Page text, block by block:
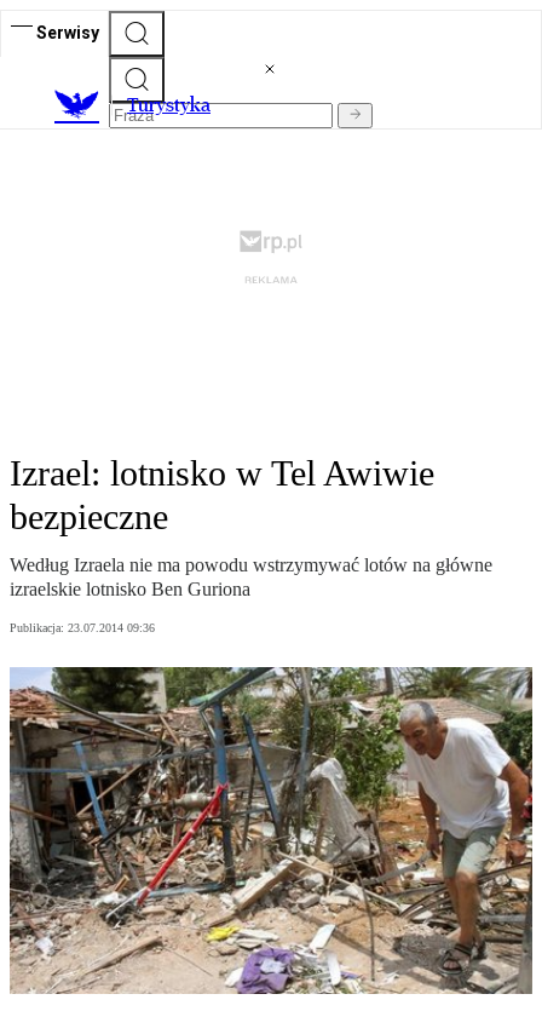
Serwisy
Turystyka
Izrael: lotnisko w Tel Awiwie
bezpieczne
Według Izraela nie ma powodu wstrzymywać lotów na główne
izraelskie lotnisko Ben Guriona
Publikacja: 23.07.2014 09:36